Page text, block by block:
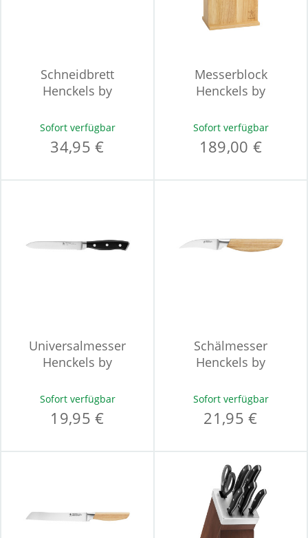
Schneidbrett
Henckels by
Sofort verfügbar
34,95 €
Messerblock
Henckels by
Sofort verfügbar
189,00 €
Universalmesser
Henckels by
Sofort verfügbar
19,95 €
Schälmesser
Henckels by
Sofort verfügbar
21,95 €